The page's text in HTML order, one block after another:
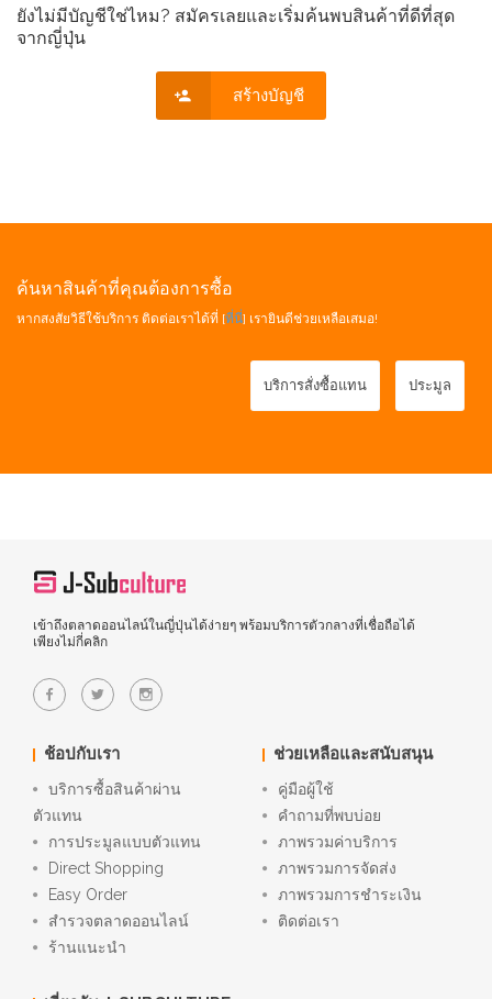
ยังไม่มีบัญชีใช่ไหม? สมัครเลยและเริ่มค้นพบสินค้าที่ดีที่สุด
จากญี่ปุ่น
สร้างบัญชี
ค้นหาสินค้าที่คุณต้องการซื้อ
หากสงสัยวิธีใช้บริการ ติดต่อเราได้ที่ [ที่นี่] เรายินดีช่วยเหลือเสมอ!
บริการสั่งซื้อแทน ประมูล
เข้าถึงตลาดออนไลน์ในญี่ปุ่นได้ง่ายๆ พร้อมบริการตัวกลางที่เชื่อถือได้
เพียงไม่กี่คลิก
ช้อปกับเรา
บริการซื้อสินค้าผ่าน
ตัวแทน
การประมูลแบบตัวแทน
Direct Shopping
Easy Order
สำรวจตลาดออนไลน์
ร้านแนะนำ
ช่วยเหลือและสนับสนุน
คู่มือผู้ใช้
คำถามที่พบบ่อย
ภาพรวมค่าบริการ
ภาพรวมการจัดส่ง
ภาพรวมการชำระเงิน
ติดต่อเรา